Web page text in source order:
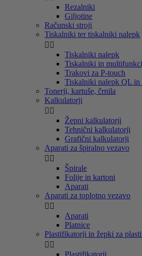
Rezalniki
Giljotine
Računski stroji
Tiskalniki ter tiskalniki nalepk
 
Tiskalniki nalepk
Tiskalniki in
Trakovi za P-touch
Tiskalniki nalepk QL in
Tonerji, kartuše, črnila
Kalkulatorji
 
Žepni kalkulatorji
Tehnični kalkulatorji
Grafični kalkulatorji
Aparati za špiralno vezavo
 
Špirale
Folije in kartoni
Aparati
Aparati za toplotno vezavo
 
Aparati
Platnice
Plastifikatorji in žepki za
 
Plastifikatorji